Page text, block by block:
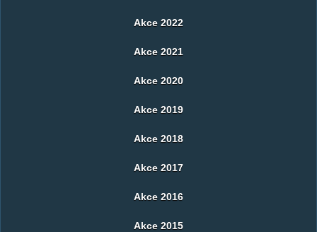
Akce 2022
Akce 2021
Akce 2020
Akce 2019
Akce 2018
Akce 2017
Akce 2016
Akce 2015